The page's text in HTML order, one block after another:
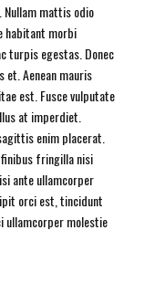
Nullam mattis odio
habitant morbi
turpis egestas. Donec
Aenean mauris
est. Fusce vulputate
at imperdiet.
enim placerat.
fringilla nisi
ante ullamcorper
orci est, tincidunt
ullamcorper molestie